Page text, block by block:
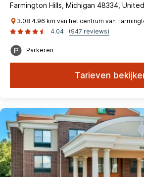
Farmington Hills, Michigan 48334,
3.08 4.96 km van het centrum van
4.04
(947 reviews)
Parkeren
Tarieven